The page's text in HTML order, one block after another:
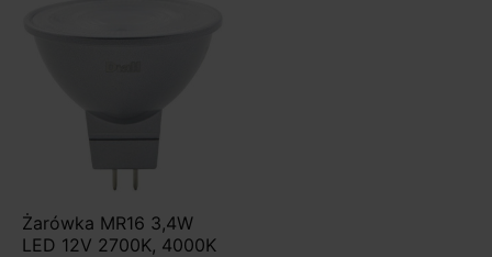
Żarówka MR16 3,4W
LED 12V 2700K, 4000K